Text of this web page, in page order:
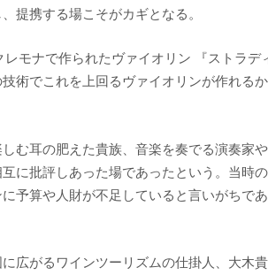
提携する場こそがカギとなる。
レモナで作られたヴァイオリン 『ストラ
術でこれを上回るヴァイオリンが作れる
む耳の肥えた貴族、音楽を奏でる演奏家
に批評しあった場であったという。当時
予算や人財が不足していると言いがちで
広がるワインツーリズムの仕掛人、大木